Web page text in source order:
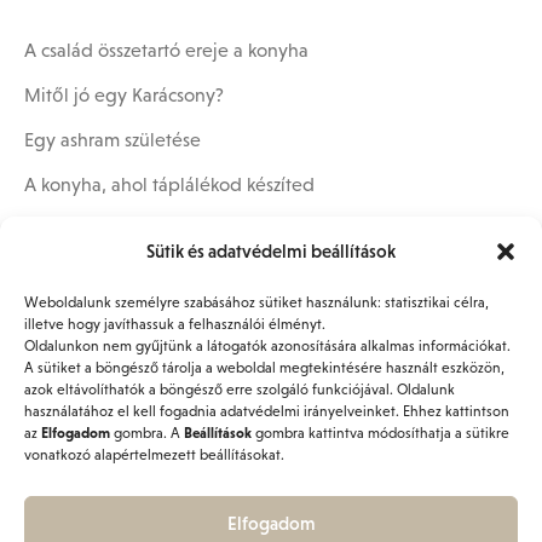
Sütik és adatvédelmi beállítások
Weboldalunk személyre szabásához sütiket használunk: statisztikai célra,
illetve hogy javíthassuk a felhasználói élményt.
Oldalunkon nem gyűjtünk a látogatók azonosítására alkalmas információkat.
A sütiket a böngésző tárolja a weboldal megtekintésére használt eszközön,
azok eltávolíthatók a böngésző erre szolgáló funkciójával. Oldalunk
használatához el kell fogadnia adatvédelmi irányelveinket. Ehhez kattintson
az Elfogadom gombra. A Beállítások gombra kattintva módosíthatja a sütikre
vonatkozó alapértelmezett beállításokat.
Elfogadom
A család összetartó ereje a konyha
Mitől jó egy Karácsony?
Egy ashram születése
A konyha, ahol táplálékod készíted
Recent Comments
Nincs megjeleníthető bejegyzés.